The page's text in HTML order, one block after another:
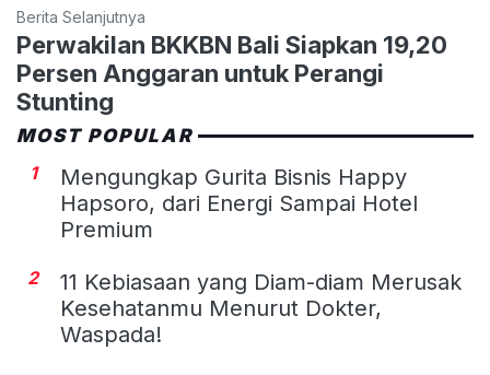
Berita Selanjutnya
Perwakilan BKKBN Bali Siapkan 19,20
Persen Anggaran untuk Perangi
Stunting
MOST POPULAR
1
Mengungkap Gurita Bisnis Happy
Hapsoro, dari Energi Sampai Hotel
Premium
2
11 Kebiasaan yang Diam-diam Merusak
Kesehatanmu Menurut Dokter,
Waspada!